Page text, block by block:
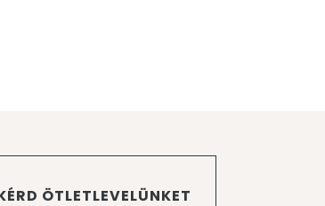
ÖTLETLEVELÜNKET